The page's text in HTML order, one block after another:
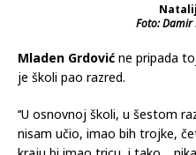
Foto: Damir
Mladen Grdović ne pripada
je školi pao razred.
‘‘U osnovnoj školi, u šestom
nisam učio, imao bih trojke,